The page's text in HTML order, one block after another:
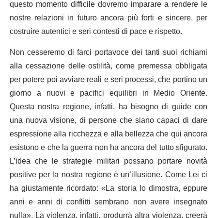
questo momento difficile dovremo imparare a rendere le
nostre relazioni in futuro ancora più forti e sincere, per
costruire autentici e seri contesti di pace e rispetto.
Non cesseremo di farci portavoce dei tanti suoi richiami
alla cessazione delle ostilità, come premessa obbligata
per potere poi avviare reali e seri processi, che portino un
giorno a nuovi e pacifici equilibri in Medio Oriente.
Questa nostra regione, infatti, ha bisogno di guide con
una nuova visione, di persone che siano capaci di dare
espressione alla ricchezza e alla bellezza che qui ancora
esistono e che la guerra non ha ancora del tutto sfigurato.
L’idea che le strategie militari possano portare novità
positive per la nostra regione è un’illusione. Come Lei ci
ha giustamente ricordato: «La storia lo dimostra, eppure
anni e anni di conflitti sembrano non avere insegnato